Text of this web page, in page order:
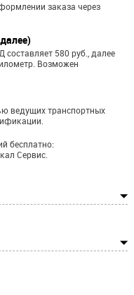
заказа через
580 руб., далее
Возможен
ведущих транспортных
бесплатно:
Сервис.